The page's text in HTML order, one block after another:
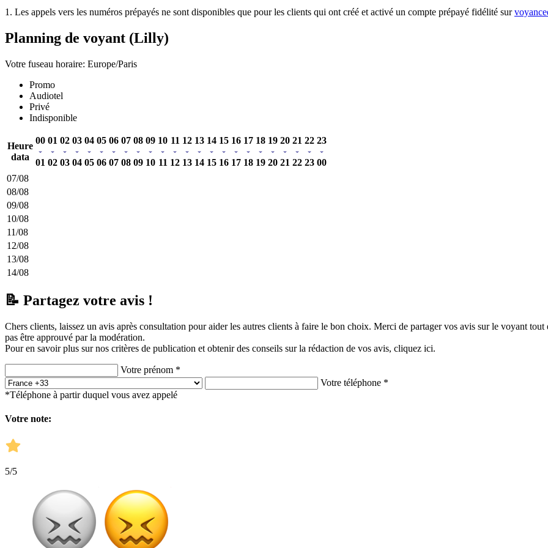
1. Les appels vers les numéros prépayés ne sont disponibles que pour les clients qui ont créé et activé un compte prépayé fidélité sur
Planning de voyant (Lilly)
Votre fuseau horaire: Europe/Paris
Promo
Audiotel
Privé
Indisponible
Heure
data
00
01
01
02
02
03
03
04
04
05
05
06
06
07
07
08
08
09
09
10
10
11
11
12
12
13
13
14
14
15
15
16
16
17
17
18
18
19
19
20
20
21
21
22
22
23
23
00
07/08
08/08
09/08
10/08
11/08
12/08
13/08
14/08
📝 Partagez votre avis !
Chers clients, laissez un avis après consultation pour aider les autres clients à faire le bon choix. Merci de partager vos avis sur le voyant
pas être approuvé par la modération.
Pour en savoir plus sur nos critères de publication et obtenir des conseils sur la rédaction de vos avis, cliquez ici.
Votre prénom *
Votre téléphone *
*Téléphone à partir duquel vous avez appelé
Votre note:
5/5